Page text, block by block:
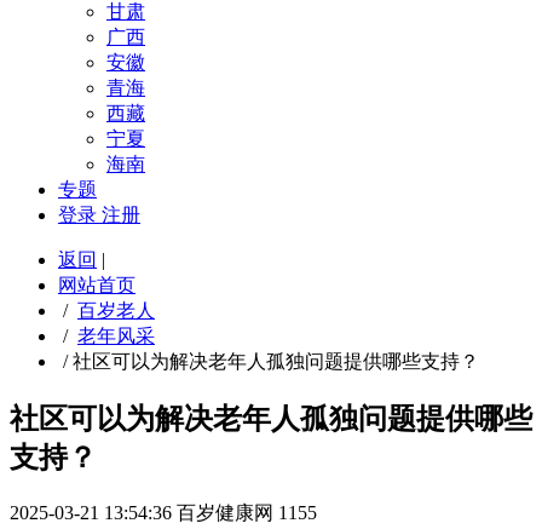
甘肃
广西
安徽
青海
西藏
宁夏
海南
专题
登录 注册
返回 |
网站首页
/ 百岁老人
/ 老年风采
/社区可以为解决老年人孤独问题提供哪些支持？
社区可以为解决老年人孤独问题提供哪些
支持？
2025-03-21 13:54:36 百岁健康网 1155